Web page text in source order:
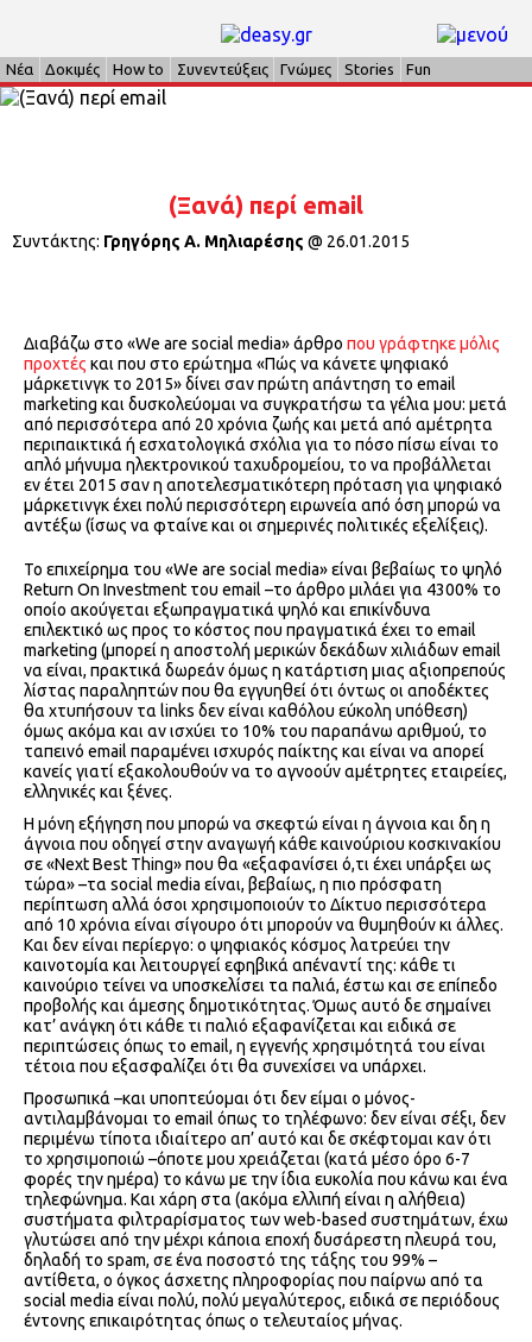
Νέα Δοκιμές How to Συνεντεύξεις Γνώμες Stories Fun
(Ξανά) περί email
Συντάκτης: Γρηγόρης Α. Μηλιαρέσης @ 26.01.2015
Διαβάζω στο «We are social media» άρθρο που γράφτηκε μόλις
προχτές και που στο ερώτημα «Πώς να κάνετε ψηφιακό
μάρκετινγκ το 2015» δίνει σαν πρώτη απάντηση το email
marketing και δυσκολεύομαι να συγκρατήσω τα γέλια μου: μετά
από περισσότερα από 20 χρόνια ζωής και μετά από αμέτρητα
περιπαικτικά ή εσχατολογικά σχόλια για το πόσο πίσω είναι το
απλό μήνυμα ηλεκτρονικού ταχυδρομείου, το να προβάλλεται
εν έτει 2015 σαν η αποτελεσματικότερη πρόταση για ψηφιακό
μάρκετινγκ έχει πολύ περισσότερη ειρωνεία από όση μπορώ να
αντέξω (ίσως να φταίνε και οι σημερινές πολιτικές εξελίξεις).
Το επιχείρημα του «We are social media» είναι βεβαίως το ψηλό
Return On Investment του email –το άρθρο μιλάει για 4300% το
οποίο ακούγεται εξωπραγματικά ψηλό και επικίνδυνα
επιλεκτικό ως προς το κόστος που πραγματικά έχει το email
marketing (μπορεί η αποστολή μερικών δεκάδων χιλιάδων email
να είναι, πρακτικά δωρεάν όμως η κατάρτιση μιας αξιοπρεπούς
λίστας παραληπτών που θα εγγυηθεί ότι όντως οι αποδέκτες
θα χτυπήσουν τα links δεν είναι καθόλου εύκολη υπόθεση)
όμως ακόμα και αν ισχύει το 10% του παραπάνω αριθμού, το
ταπεινό email παραμένει ισχυρός παίκτης και είναι να απορεί
κανείς γιατί εξακολουθούν να το αγνοούν αμέτρητες εταιρείες,
ελληνικές και ξένες.
Η μόνη εξήγηση που μπορώ να σκεφτώ είναι η άγνοια και δη η
άγνοια που οδηγεί στην αναγωγή κάθε καινούριου κοσκινακίου
σε «Next Best Thing» που θα «εξαφανίσει ό,τι έχει υπάρξει ως
τώρα» –τα social media είναι, βεβαίως, η πιο πρόσφατη
περίπτωση αλλά όσοι χρησιμοποιούν το Δίκτυο περισσότερα
από 10 χρόνια είναι σίγουρο ότι μπορούν να θυμηθούν κι άλλες.
Και δεν είναι περίεργο: ο ψηφιακός κόσμος λατρεύει την
καινοτομία και λειτουργεί εφηβικά απέναντί της: κάθε τι
καινούριο τείνει να υποσκελίσει τα παλιά, έστω και σε επίπεδο
προβολής και άμεσης δημοτικότητας. Όμως αυτό δε σημαίνει
κατ’ ανάγκη ότι κάθε τι παλιό εξαφανίζεται και ειδικά σε
περιπτώσεις όπως το email, η εγγενής χρησιμότητά του είναι
τέτοια που εξασφαλίζει ότι θα συνεχίσει να υπάρχει.
Προσωπικά –και υποπτεύομαι ότι δεν είμαι ο μόνος-
αντιλαμβάνομαι το email όπως το τηλέφωνο: δεν είναι σέξι, δεν
περιμένω τίποτα ιδιαίτερο απ’ αυτό και δε σκέφτομαι καν ότι
το χρησιμοποιώ –όποτε μου χρειάζεται (κατά μέσο όρο 6-7
φορές την ημέρα) το κάνω με την ίδια ευκολία που κάνω και ένα
τηλεφώνημα. Και χάρη στα (ακόμα ελλιπή είναι η αλήθεια)
συστήματα φιλτραρίσματος των web-based συστημάτων, έχω
γλυτώσει από την μέχρι κάποια εποχή δυσάρεστη πλευρά του,
δηλαδή το spam, σε ένα ποσοστό της τάξης του 99% –
αντίθετα, ο όγκος άσχετης πληροφορίας που παίρνω από τα
social media είναι πολύ, πολύ μεγαλύτερος, ειδικά σε περιόδους
έντονης επικαιρότητας όπως ο τελευταίος μήνας.